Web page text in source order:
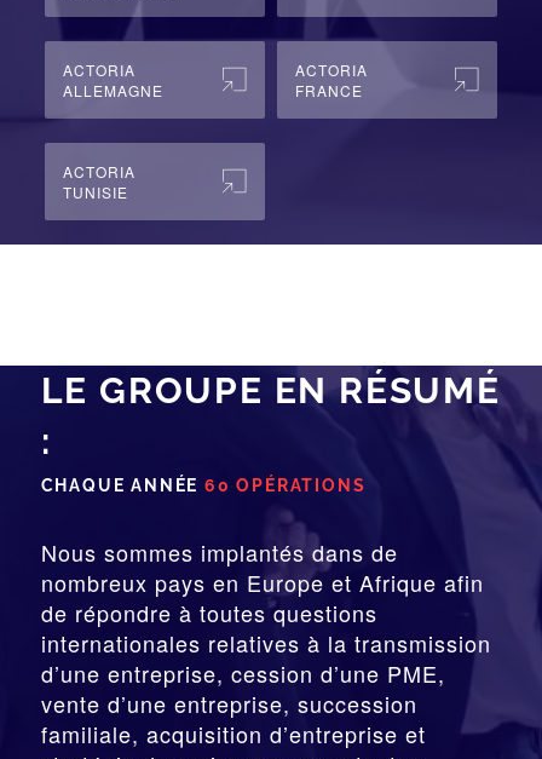
ACTORIA
ALLEMAGNE
ACTORIA
FRANCE
ACTORIA
TUNISIE
LE GROUPE EN RÉSUMÉ
:
CHAQUE ANNÉE 60 OPÉRATIONS
Nous sommes implantés dans de
nombreux pays en Europe et Afrique afin
de répondre à toutes questions
internationales relatives à la transmission
d’une entreprise, cession d’une PME,
vente d’une entreprise, succession
familiale, acquisition d’entreprise et